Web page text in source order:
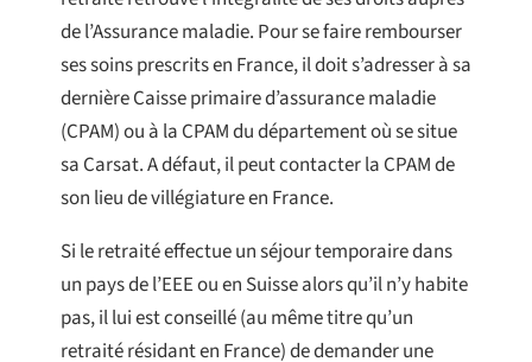
de l’Assurance maladie. Pour se faire rembourser
ses soins prescrits en France, il doit s’adresser à sa
dernière Caisse primaire d’assurance maladie
(CPAM) ou à la CPAM du département où se situe
sa Carsat. A défaut, il peut contacter la CPAM de
son lieu de villégiature en France.
Si le retraité effectue un séjour temporaire dans
un pays de l’EEE ou en Suisse alors qu’il n’y habite
pas, il lui est conseillé (au même titre qu’un
retraité résidant en France) de demander une